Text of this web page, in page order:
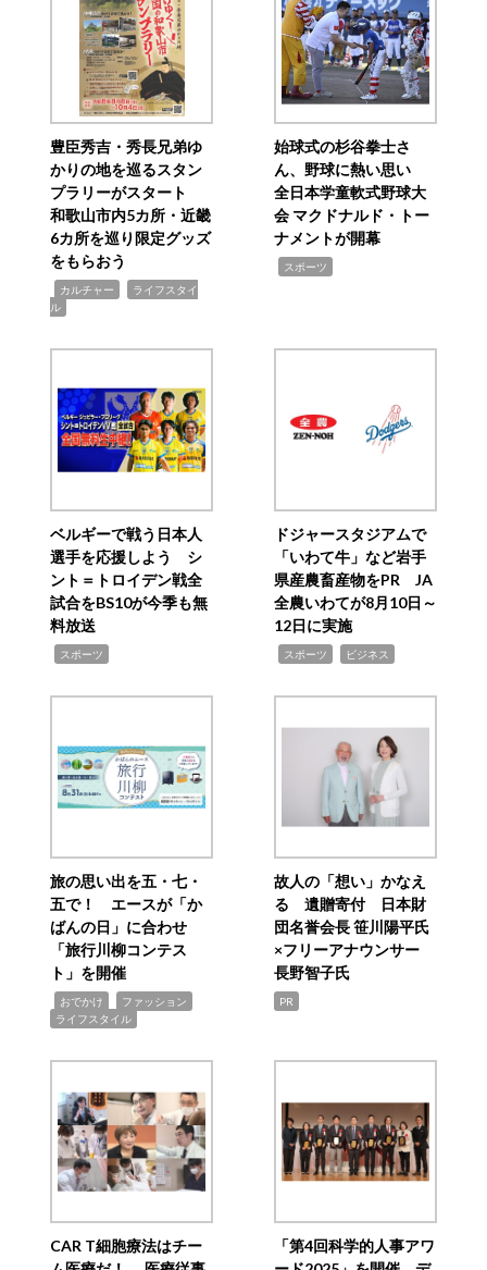
豊臣秀吉・秀長兄弟ゆ
かりの地を巡るスタン
プラリーがスタート
和歌山市内5カ所・近畿
6カ所を巡り限定グッズ
をもらおう
カルチャー
ライフスタイ
ル
始球式の杉谷拳士さ
ん、野球に熱い思い
全日本学童軟式野球大
会 マクドナルド・トー
ナメントが開幕
スポーツ
ベルギーで戦う日本人
選手を応援しよう シ
ント＝トロイデン戦全
試合をBS10が今季も無
料放送
スポーツ
ドジャースタジアムで
「いわて牛」など岩手
県産農畜産物をPR JA
全農いわてが8月10日～
12日に実施
スポーツ ビジネス
旅の思い出を五・七・
五で！ エースが「か
ばんの日」に合わせ
「旅行川柳コンテス
ト」を開催
おでかけ ファッション
ライフスタイル
故人の「想い」かなえ
る 遺贈寄付 日本財
団名誉会長 笹川陽平氏
×フリーアナウンサー
長野智子氏
PR
CAR T細胞療法はチー
「第4回科学的人事アワ